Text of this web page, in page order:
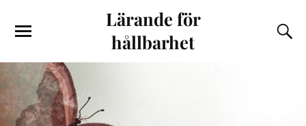
Lärande för
hållbarhet